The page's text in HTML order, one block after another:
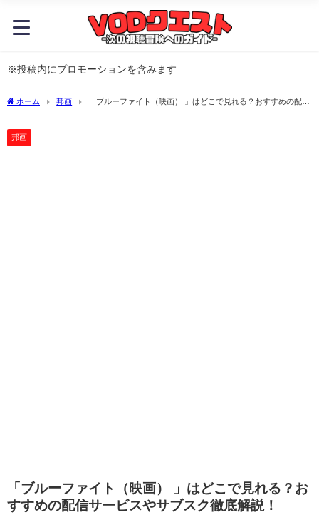
※投稿内にプロモーションを含みます
ホーム 邦画
「ブルーファイト（映画） 」はどこで見れる？おすすめの配信
邦画
「ブルーファイト（映画） 」はどこで見れる？お
すすめの配信サービスやサブスク徹底解説！